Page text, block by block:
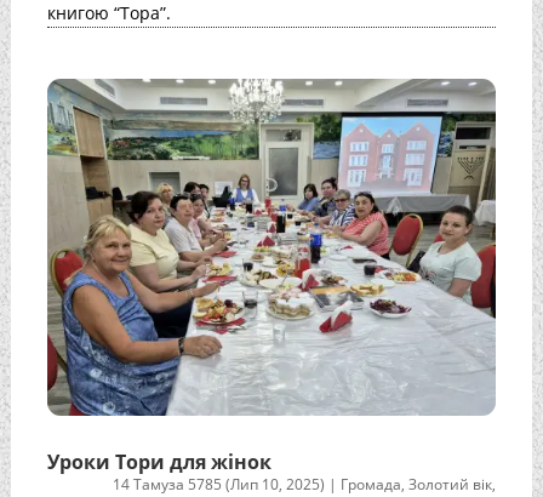
книгою “Тора”.
Уроки Тори для жінок
14 Тамуза 5785 (Лип 10, 2025) | Громада,Золотий вік,